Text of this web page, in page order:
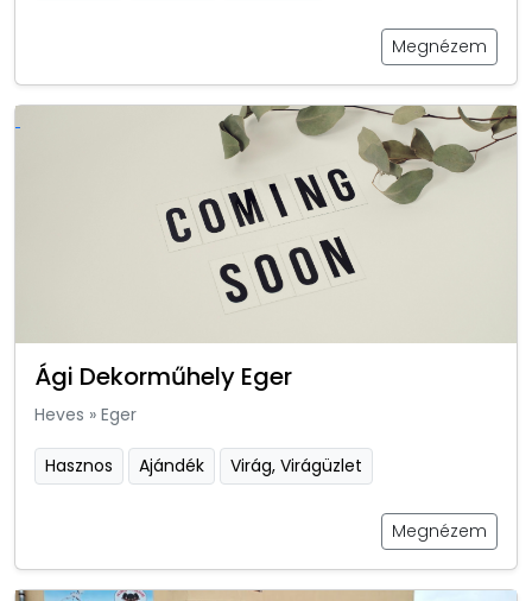
Megnézem
Ági Dekorműhely Eger
Heves » Eger
Hasznos Ajándék Virág, Virágüzlet
Megnézem